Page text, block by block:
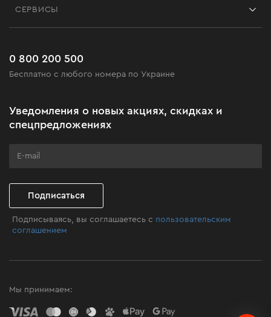
Черная пятница
Клуб мастерства
Часто задаваемые вопросы
СЕРВИСЫ
0 800 200 500
Бесплатно с любого номера по Украине
Уведомления о новых акциях, скидках и
спецпредложениях
Подписаться
Подписываясь, вы соглашаетесь с пользовательским
соглашением
Мы принимаем: